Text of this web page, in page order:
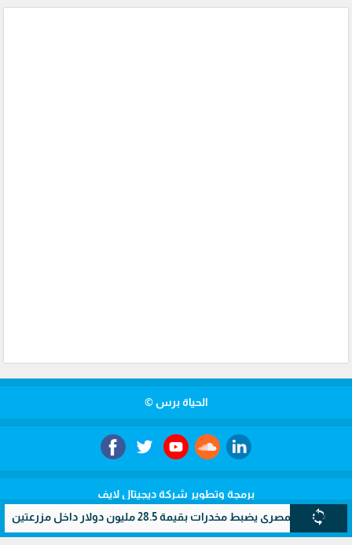
sync
يضبط مخدرات بقيمة 28.5 مليون دولار داخل مزرعتين سريتين بالإسماعيلية
الحياة برس ©
برمجة وتطوير شركة ديجيتال لايف